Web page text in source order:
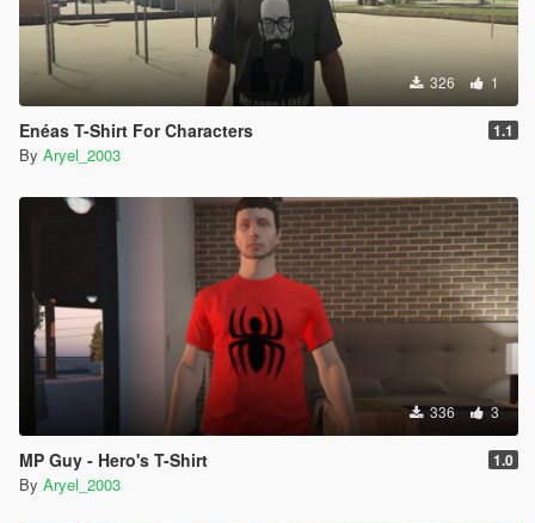
326 1
Enéas T-Shirt For Characters 1.1
By Aryel_2003
336 3
MP Guy - Hero's T-Shirt 1.0
By Aryel_2003